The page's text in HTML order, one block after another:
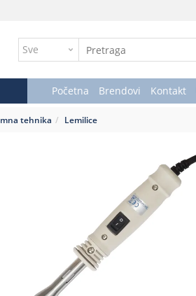
Početna Brendovi Kontakt
tehnika Lemilice